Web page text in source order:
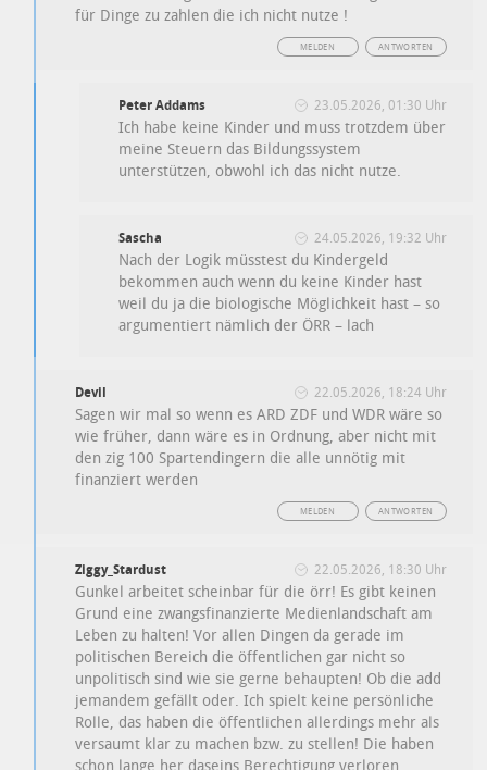
für Dinge zu zahlen die ich nicht nutze !
ANTWORTEN
MELDEN
Peter Addams 23.05.2026, 01:30 Uhr
Ich habe keine Kinder und muss trotzdem über
meine Steuern das Bildungssystem
unterstützen, obwohl ich das nicht nutze.
Sascha 24.05.2026, 19:32 Uhr
Nach der Logik müsstest du Kindergeld
bekommen auch wenn du keine Kinder hast
weil du ja die biologische Möglichkeit hast – so
argumentiert nämlich der ÖRR – lach
Devil 22.05.2026, 18:24 Uhr
Sagen wir mal so wenn es ARD ZDF und WDR wäre so
wie früher, dann wäre es in Ordnung, aber nicht mit
den zig 100 Spartendingern die alle unnötig mit
finanziert werden
ANTWORTEN
MELDEN
Ziggy_Stardust 22.05.2026, 18:30 Uhr
Gunkel arbeitet scheinbar für die örr! Es gibt keinen
Grund eine zwangsfinanzierte Medienlandschaft am
Leben zu halten! Vor allen Dingen da gerade im
politischen Bereich die öffentlichen gar nicht so
unpolitisch sind wie sie gerne behaupten! Ob die add
jemandem gefällt oder. Ich spielt keine persönliche
Rolle, das haben die öffentlichen allerdings mehr als
versaumt klar zu machen bzw. zu stellen! Die haben